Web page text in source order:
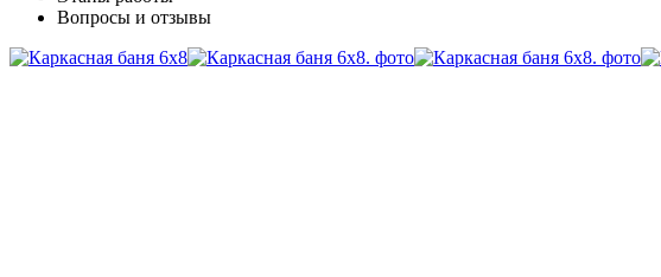
Вопросы и отзывы